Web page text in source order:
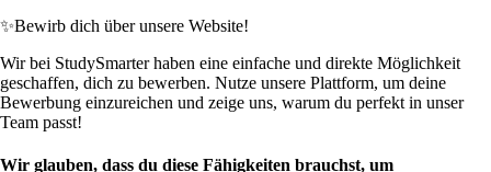
✨Bewirb dich über unsere Website!
Wir bei StudySmarter haben eine einfache und direkte Möglichkeit
geschaffen, dich zu bewerben. Nutze unsere Plattform, um deine
Bewerbung einzureichen und zeige uns, warum du perfekt in unser
Team passt!
Wir glauben, dass du diese Fähigkeiten brauchst, um